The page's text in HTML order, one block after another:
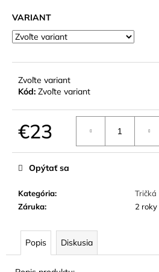
VARIANT
Zvoľte variant
Kód: Zvoľte variant
€23
Kategória:
Tričká
Záruka: 2 roky
Opýtať sa
Popis Diskusia
a
m
e